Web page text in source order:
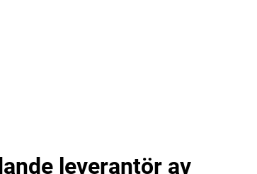
leverantör av